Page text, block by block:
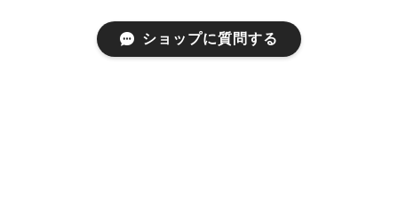
ショップに質問する